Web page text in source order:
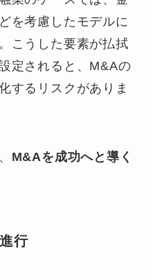
を考慮したモデルに
こうした要素が払拭
定されると、M&Aの
するリスクがありま
M&Aを成功へと導く
行